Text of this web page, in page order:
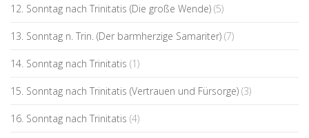
12. Sonntag nach Trinitatis (Die große Wende) (5)
13. Sonntag n. Trin. (Der barmherzige Samariter) (7)
14. Sonntag nach Trinitatis (1)
15. Sonntag nach Trinitatis (Vertrauen und Fürsorge) (3)
16. Sonntag nach Trinitatis (4)